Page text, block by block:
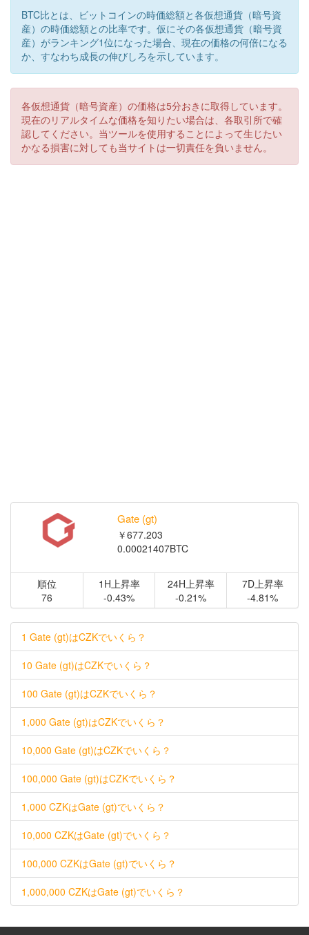
BTC比とは、ビットコインの時価総額と各仮想通貨（暗号資
産）の時価総額との比率です。仮にその各仮想通貨（暗号資
産）がランキング1位になった場合、現在の価格の何倍になる
か、すなわち成長の伸びしろを示しています。
各仮想通貨（暗号資産）の価格は5分おきに取得しています。
現在のリアルタイムな価格を知りたい場合は、各取引所で確
認してください。当ツールを使用することによって生じたい
かなる損害に対しても当サイトは一切責任を負いません。
Gate (gt)
￥677.203
0.00021407BTC
順位
76
1H上昇率
-0.43%
24H上昇率
-0.21%
7D上昇率
-4.81%
1 Gate (gt)はCZKでいくら？
10 Gate (gt)はCZKでいくら？
100 Gate (gt)はCZKでいくら？
1,000 Gate (gt)はCZKでいくら？
10,000 Gate (gt)はCZKでいくら？
100,000 Gate (gt)はCZKでいくら？
1,000 CZKはGate (gt)でいくら？
10,000 CZKはGate (gt)でいくら？
100,000 CZKはGate (gt)でいくら？
1,000,000 CZKはGate (gt)でいくら？